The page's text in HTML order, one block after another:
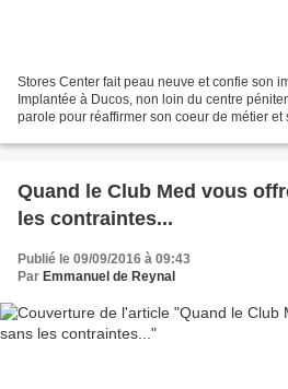
Stores Center fait peau neuve et confie son
Implantée à Ducos, non loin du centre
parole pour réaffirmer son coeur de métier et
Quand le Club Med vous
les contraintes...
Publié le 09/09/2016 à 09:43
Par Emmanuel de Reynal